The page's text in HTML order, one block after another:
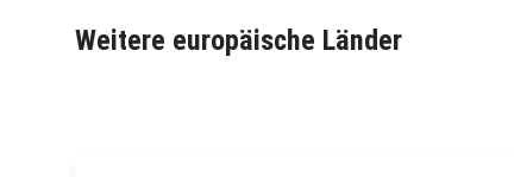
Weitere europäische Länder